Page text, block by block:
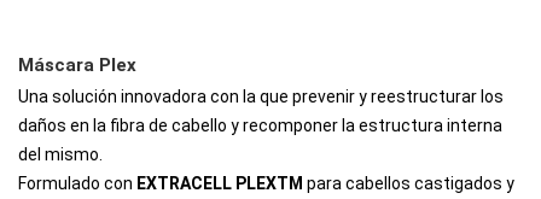
Máscara Plex
Una solución innovadora con la que prevenir y reestructurar los
daños en la fibra de cabello y recomponer la estructura interna
del mismo.
Formulado con EXTRACELL PLEXTM para cabellos castigados y